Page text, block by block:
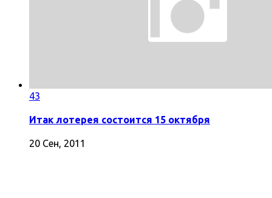
43
Итак лотерея состоится 15 октября
20 Сен, 2011